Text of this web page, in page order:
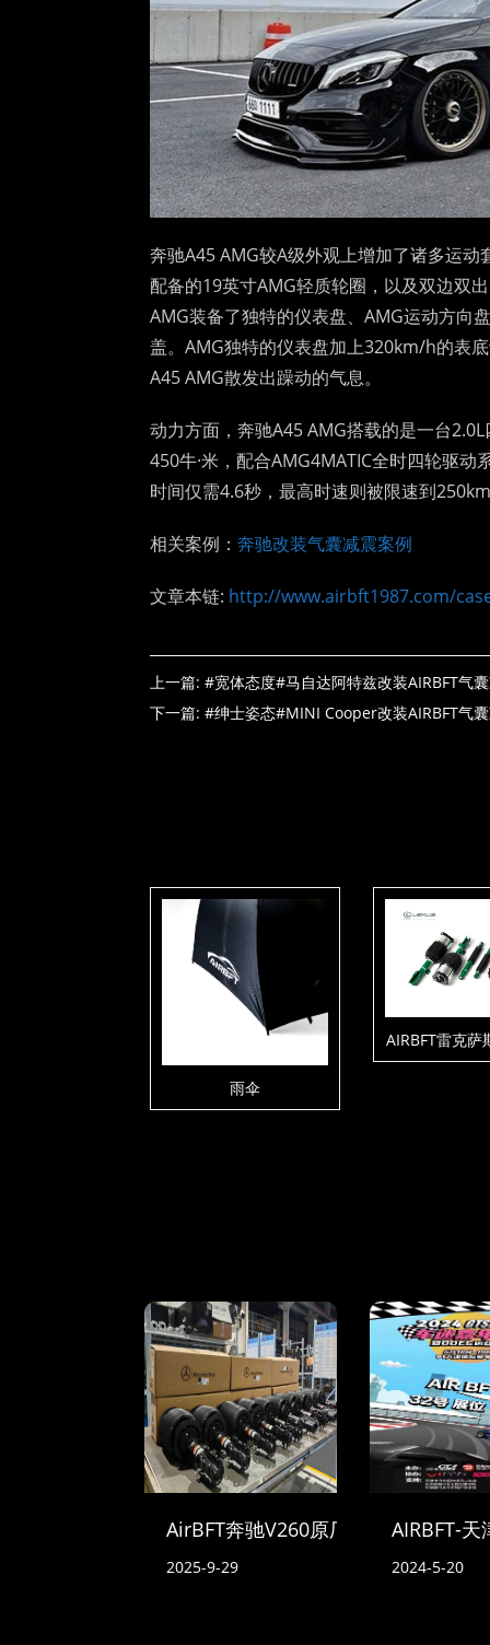
奔驰A45 AMG较A级外观上增加了诸多运
配备的19英寸AMG轻质轮圈，以及双边双
AMG装备了独特的仪表盘、AMG运动方向
盖。AMG独特的仪表盘加上320km/h的表
A45 AMG散发出躁动的气息。
动力方面，奔驰A45 AMG搭载的是一台
450牛·米，配合AMG4MATIC全时四轮驱动
时间仅需4.6秒，最高时速则被限速到
相关案例： 奔驰改装气囊减震案例
文章本链: http://www.airbft1987.com/
上一篇: #宽体态度#马自达阿特兹改装AIRBFT气
下一篇: #绅士姿态#MINI Cooper改装AIRBFT气
雨伞
AIRBFT雷克萨
升降套
AirBFT奔驰V260原厂空气悬挂到货
2025-9-29
AIRBFT-
2024-5-20